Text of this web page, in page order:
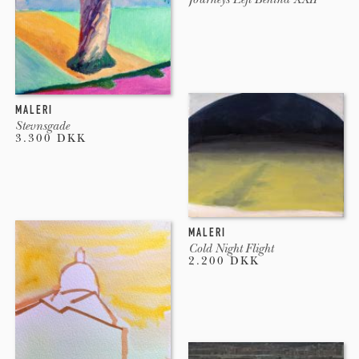
Publikationer
“Shake the Tree”, 1st Edition 2018. Barcelona
“Min Tyve Minutters Pause”, 17 Postcards. 2017.
“Giro”. 2012. Barcelona, Ed. Los Tambores.
Workshops
MALERI
Stevnsgade
3.300 DKK
MALERI
Cold Night Flight
2.200 DKK